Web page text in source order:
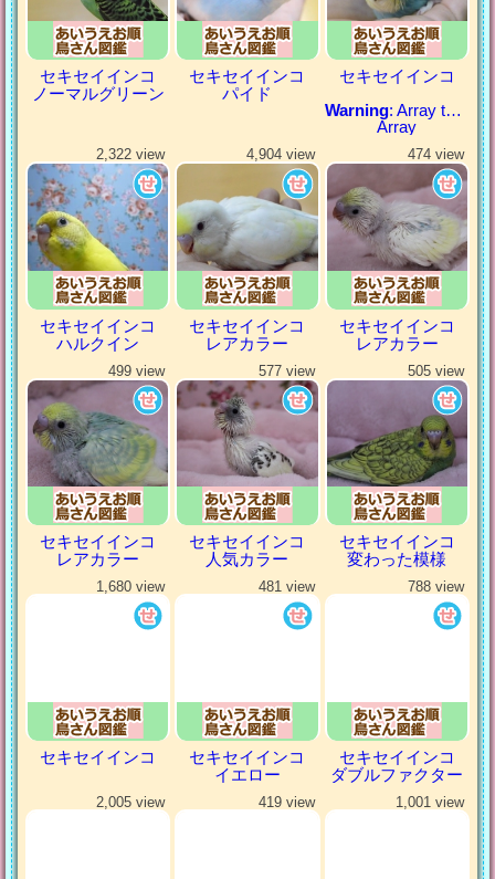
セキセイインコ
ノーマルグリーン
セキセイインコ
パイド
セキセイインコ
Warning: Array to string conversion in
Array
2,322 view
セキセイインコ
ハルクイン
4,904 view
セキセイインコ
レアカラー
474 view
セキセイインコ
レアカラー
499 view
セキセイインコ
レアカラー
577 view
セキセイインコ
人気カラー
505 view
セキセイインコ
変わった模様
1,680 view
セキセイインコ
481 view
セキセイインコ
イエロー
788 view
セキセイインコ
ダブルファクター
2,005 view 419 view 1,001 view